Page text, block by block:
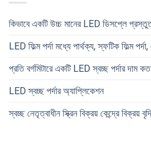
কিভাবে একটি উচ্চ মানের LED ডিসপ্লে
LED ফিল্ম পর্দা মধ্যে পার্থক্য, স্ফটিক ফিল্ম
প্রতি বর্গমিটারে একটি LED স্বচ্ছ পর্দার দাম
LED স্বচ্ছ পর্দার অ্যাপ্লিকেশন
স্বচ্ছ নেতৃত্বাধীন স্ক্রিন বিক্রয় কেন্দ্রে বিক্রয়